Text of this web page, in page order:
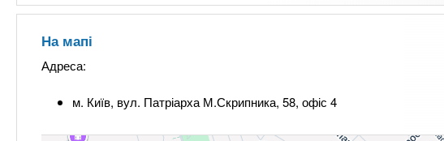
На мапі
Адреса:
м. Київ, вул. Патріарха М.Скрипника, 58, офіс 4